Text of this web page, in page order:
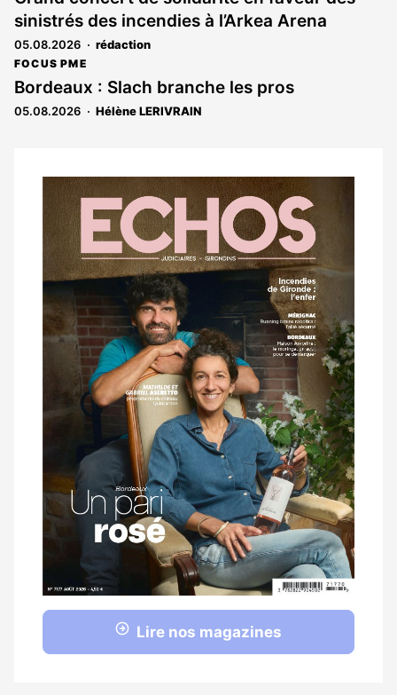
sinistrés des incendies à l’Arkea Arena
05.08.2026 rédaction
FOCUS PME
Bordeaux : Slach branche les pros
05.08.2026 Hélène LERIVRAIN
Notre
dernier
magazine
Lire nos magazines